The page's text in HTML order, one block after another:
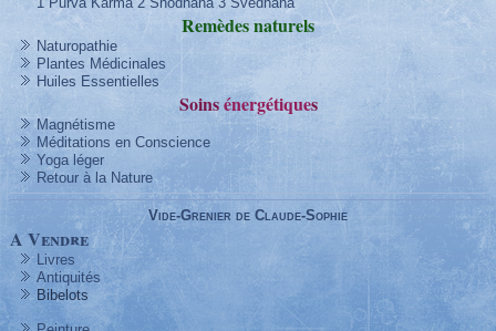
Remèdesnaturels
Naturopathie
Plantes Médicinales
Huiles Essentielles
Soinsénergétiques
Magnétisme
Méditations en Conscience
Yoga léger
Retour à la Nature
Vide-Grenier de Claude-Sophie
A Vendre
Livres
Antiquités
Bibelots